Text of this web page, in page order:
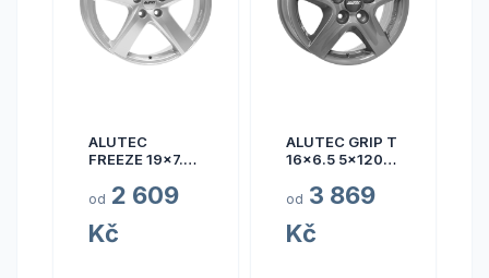
ALUTEC
FREEZE 19x7.5
od 2 609
Kč
ALUTEC GRIP T
16x6.5 5x120
od 3 869
Kč